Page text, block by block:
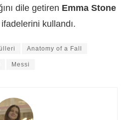
dile getiren Emma Stone
ifadelerini kullandı.
Anatomy of a Fall
Messi